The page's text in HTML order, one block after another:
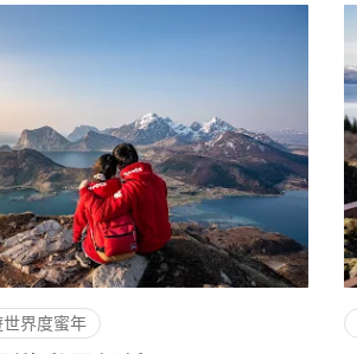
界度蜜年